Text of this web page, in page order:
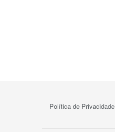
Política de Privacidade